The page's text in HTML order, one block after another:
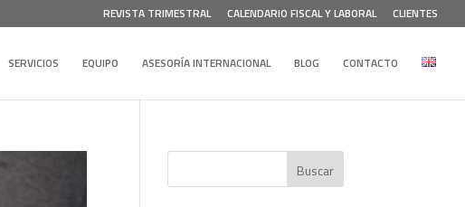
REVISTA TRIMESTRAL CALENDARIO FISCAL Y LABORAL CLIENTES
SERVICIOS EQUIPO ASESORÍA INTERNACIONAL BLOG CONTACTO
Buscar